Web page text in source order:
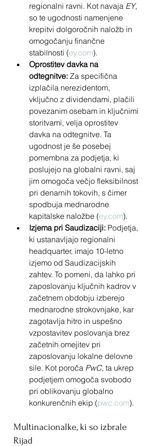
regionalni ravni. Kot navaja EY,
so te ugodnosti namenjene
krepitvi dolgoročnih naložb in
omogočanju finančne
stabilnosti (ey.com).
Oprostitev davka na
odtegnitve: Za specifična
izplačila nerezidentom,
vključno z dividendami, plačili
povezanim osebam in ključnimi
storitvami, velja oprostitev
davka na odtegnitve. Ta
ugodnost je še posebej
pomembna za podjetja, ki
poslujejo na globalni ravni, saj
jim omogoča večjo fleksibilnost
pri denarnih tokovih, s čimer
spodbuja mednarodne
kapitalske naložbe (ey.com).
Izjema pri Saudizaciji: Podjetja,
ki ustanavljajo regionalni
headquarter, imajo 10-letno
izjemo od Saudizacijskih
zahtev. To pomeni, da lahko pri
zaposlovanju ključnih kadrov v
začetnem obdobju izberejo
mednarodne strokovnjake, kar
zagotavlja hitro in uspešno
vzpostavitev poslovanja brez
začetnih omejitev pri
zaposlovanju lokalne delovne
sile. Kot poroča PwC, ta ukrep
podjetjem omogoča svobodo
pri oblikovanju globalno
konkurenčnih ekip (pwc.com).
Multinacionalke, ki so izbrale
Rijad